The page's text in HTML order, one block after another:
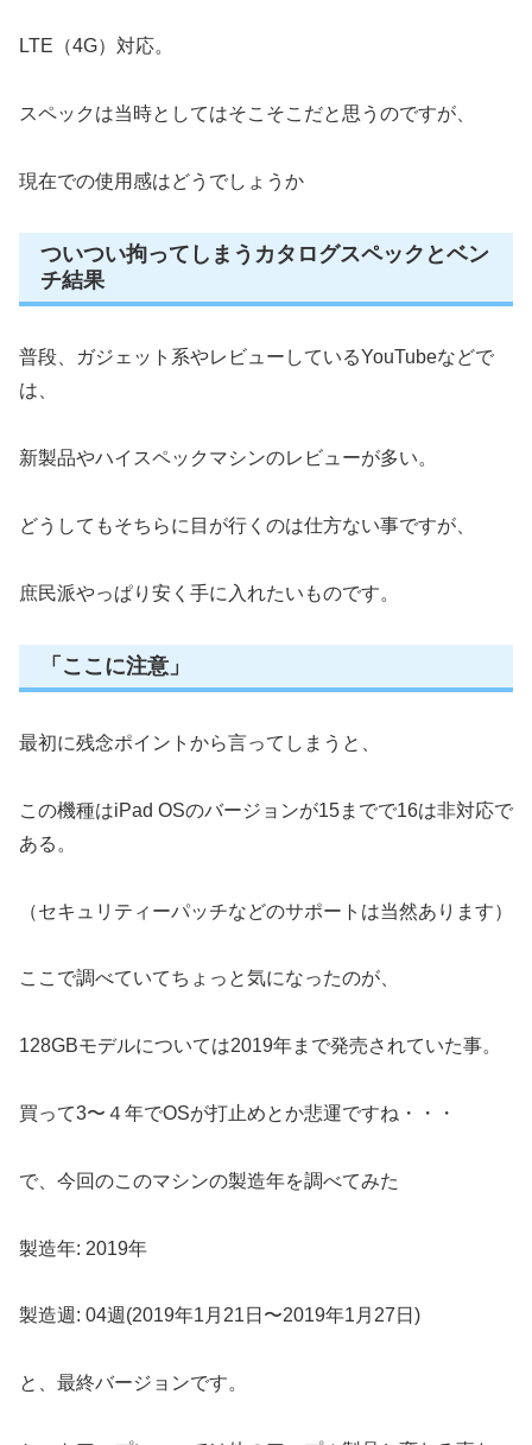
LTE（4G）対応。
スペックは当時としてはそこそこだと思うのですが、
現在での使用感はどうでしょうか
ついつい拘ってしまうカタログスペックとベン
チ結果
普段、ガジェット系やレビューしているYouTubeなどで
は、
新製品やハイスペックマシンのレビューが多い。
どうしてもそちらに目が行くのは仕方ない事ですが、
庶民派やっぱり安く手に入れたいものです。
「ここに注意」
最初に残念ポイントから言ってしまうと、
この機種はiPad OSのバージョンが15までで16は非対応で
ある。
（セキュリティーパッチなどのサポートは当然あります）
ここで調べていてちょっと気になったのが、
128GBモデルについては2019年まで発売されていた事。
買って3〜４年でOSが打止めとか悲運ですね・・・
で、今回のこのマシンの製造年を調べてみた
製造年: 2019年
製造週: 04週(2019年1月21日〜2019年1月27日)
と、最終バージョンです。